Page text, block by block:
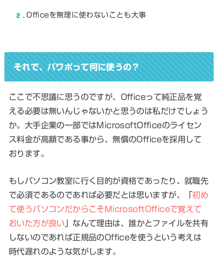
2 Officeを無理に使わないことも大事
それで、パワポって何に使うの？
ここで不思議に思うのですが、Officeって純正品を覚
える必要は無いんじゃないかと思うのは私だけでしょう
か。大手企業の一部ではMicrosoftOfficeのライセン
ス料金が高額である事から、無償のOfficeを採用して
おります。
もしパソコン教室に行く目的が資格であったり、就職先
で必須であるのであれば必要だとは思いますが、「初め
て使うパソコンだからこそMicrosoftOfficeで覚えて
おいた方が良い 」なんて理由は、誰かとファイルを共有
しないのであれば正規品のOfficeを使うという考えは
時代遅れのような気がします。